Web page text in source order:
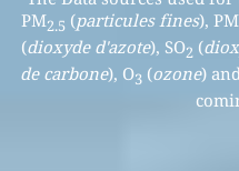
PM2.5 (particules fines), PM
(dioxyde d'azote), SO2 (
de carbone), O3 (ozone)